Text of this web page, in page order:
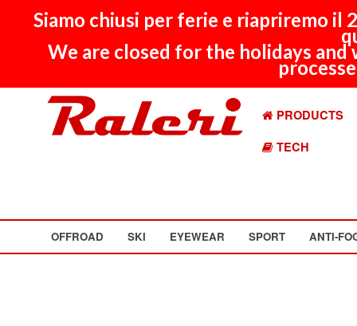
Siamo chiusi per ferie e riapriremo il
We are closed for the holidays
PRODUCTS
TECH
OFFROAD SKI EYEWEAR SPORT ANTI-